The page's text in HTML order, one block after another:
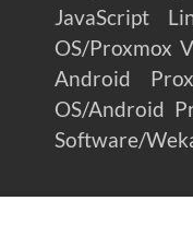
JavaScript
OS/Proxmox
Android
OS/Android
Software/